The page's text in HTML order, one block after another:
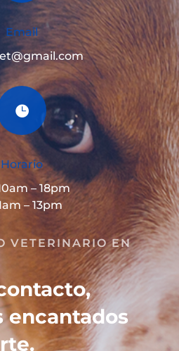
Email

Horario
– 18pm
– 13pm
VETERINARIO EN
encantados